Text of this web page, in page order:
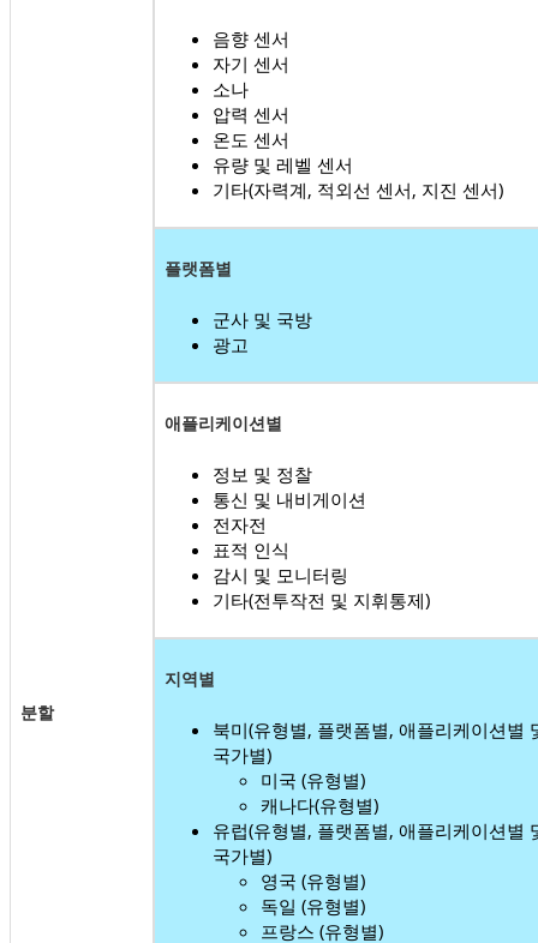
분할
음향 센서
자기 센서
소나
압력 센서
온도 센서
유량 및 레벨 센서
기타(자력계, 적외선 센서, 지진 센서)
플랫폼별
군사 및 국방
광고
애플리케이션별
정보 및 정찰
통신 및 내비게이션
전자전
표적 인식
감시 및 모니터링
기타(전투작전 및 지휘통제)
지역별
북미(유형별, 플랫폼별, 애플리케이션별
국가별)
미국 (유형별)
캐나다(유형별)
유럽(유형별, 플랫폼별, 애플리케이션별
국가별)
영국 (유형별)
독일 (유형별)
프랑스 (유형별)